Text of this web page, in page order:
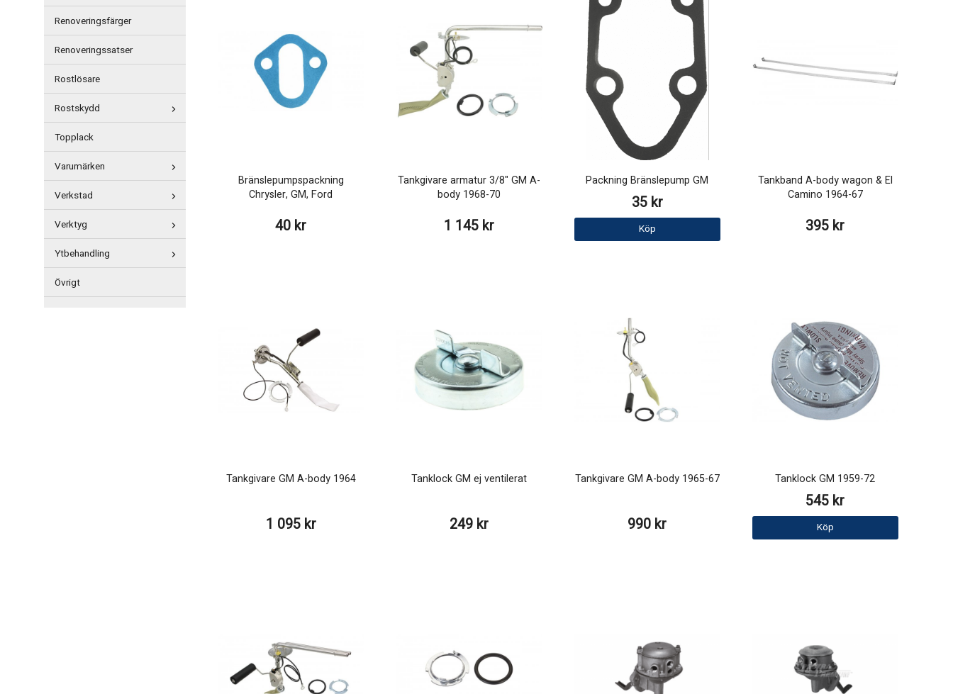
Renoveringsfärger
Renoveringssatser
Rostlösare
Rostskydd
Topplack
Varumärken
Verkstad
Verktyg
Ytbehandling
Övrigt
Bränslepumpspackning
Chrysler, GM, Ford
40 kr
Tankgivare armatur 3/8" GM A-
body 1968-70
1 145 kr
Packning Bränslepump GM
35 kr
Köp
Tankband A-body wagon & El
Camino 1964-67
395 kr
Tankgivare GM A-body 1964
1 095 kr
Tanklock GM ej ventilerat
249 kr
Tankgivare GM A-body 1965-67
990 kr
Tanklock GM 1959-72
545 kr
Köp